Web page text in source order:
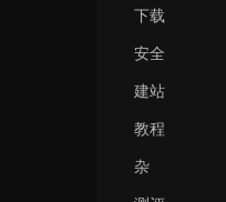
下载
安全
建站
教程
杂